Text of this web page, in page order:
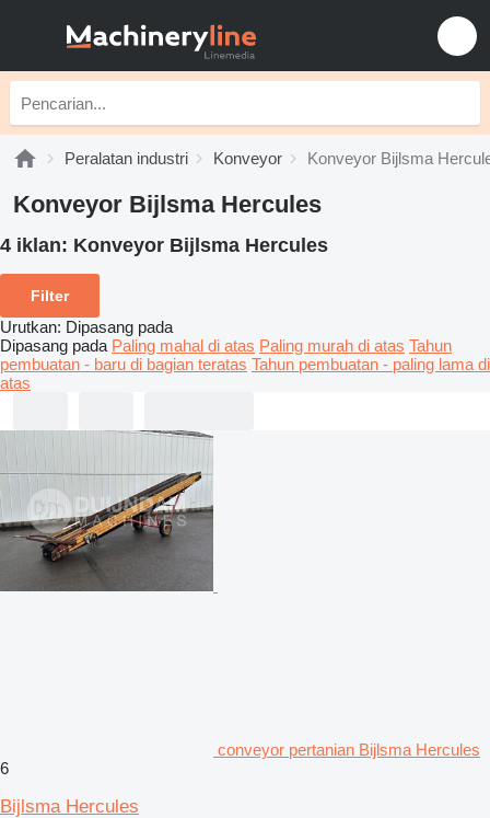
Peralatan industri Konveyor Konveyor Bijlsma
Konveyor Bijlsma Hercules
4 iklan: Konveyor Bijlsma Hercules
Filter
Urutkan: Dipasang pada
Dipasang pada Paling mahal di atas Paling murah di atas Tahun
pembuatan - baru di bagian teratas Tahun pembuatan - paling lama di
atas
conveyor pertanian Bijlsma Hercules
6
Bijlsma Hercules